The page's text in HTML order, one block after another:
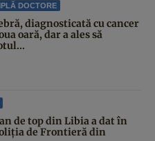
DOCTORE
diagnosticată cu cancer
oară, dar a ales să
de top din Libia a dat în
de Frontieră din